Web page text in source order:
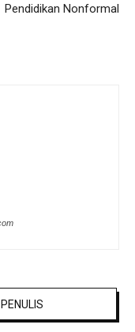
Pendidikan Nonformal